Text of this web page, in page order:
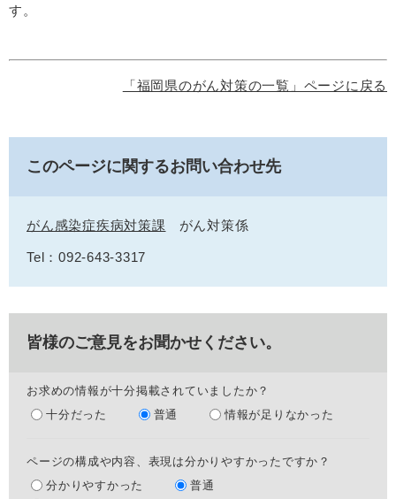
す。
「福岡県のがん対策の一覧」ページに戻る
このページに関するお問い合わせ先
がん感染症疾病対策課 がん対策係
Tel：092-643-3317
皆様のご意見をお聞かせください。
お求めの情報が十分掲載されていましたか？
十分だった
普通 情報が足りなかった
ページの構成や内容、表現は分かりやすかったですか？
分かりやすかった
普通